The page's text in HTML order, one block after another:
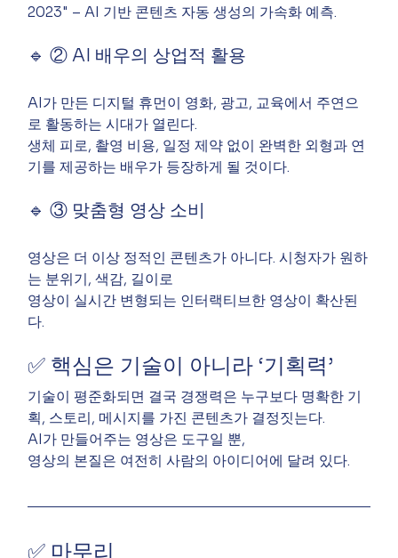
2023" – AI 기반 콘텐츠 자동 생성의 가속화 예측.
🔹 ② AI 배우의 상업적 활용
AI가 만든 디지털 휴먼이 영화, 광고, 교육에서 주연으
로 활동하는 시대가 열린다.
생체 피로, 촬영 비용, 일정 제약 없이 완벽한 외형과 연
기를 제공하는 배우가 등장하게 될 것이다.
🔹 ③ 맞춤형 영상 소비
영상은 더 이상 정적인 콘텐츠가 아니다. 시청자가 원하
는 분위기, 색감, 길이로
영상이 실시간 변형되는 인터랙티브한 영상이 확산된
다.
✅ 핵심은 기술이 아니라 ‘기획력’
기술이 평준화되면 결국 경쟁력은 누구보다 명확한 기
획, 스토리, 메시지를 가진 콘텐츠가 결정짓는다.
AI가 만들어주는 영상은 도구일 뿐,
영상의 본질은 여전히 사람의 아이디어에 달려 있다.
✅ 마무리